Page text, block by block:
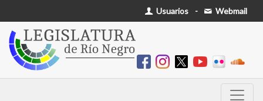
Usuarios - Webmail